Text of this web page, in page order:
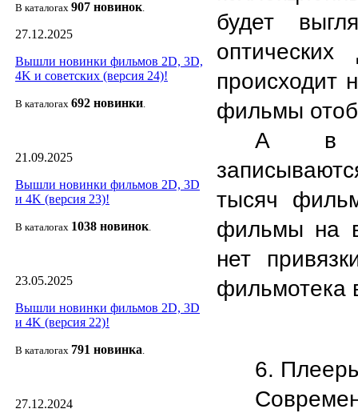
В каталогах 907 новинок.
27.12.2025
Вышли новинки фильмов 2D, 3D,
4K и советских (версия 24)!
В каталогах 692 новинки.
21.09.2025
Вышли новинки фильмов 2D, 3D
и 4K (версия 23)!
В каталогах 1038 новинок.
23.05.2025
Вышли новинки фильмов 2D, 3D
и 4K (версия 22)!
В каталогах 791 новинка.
27.12.2024
будет
происходит
фильмы
А в
тысяч
фильмы на
нет
фильмотека
6.